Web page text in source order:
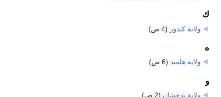
ك
ولاية كندوز (4 ص)
ه
ولاية هلمند (6 ص)
و
ولاية بدخشان (2 ص)